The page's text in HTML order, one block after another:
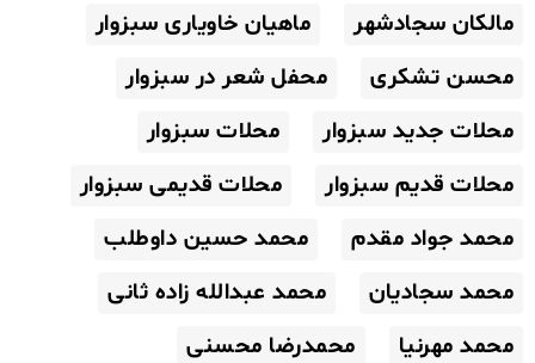
مالکان سجادشهر
ماهیان خاویاری سبزوار
محسن تشکری
محفل شعر در سبزوار
محلات جدید سبزوار
محلات سبزوار
محلات قدیم سبزوار
محلات قدیمی سبزوار
محمد جواد مقدم
محمد حسین داوطلب
محمد سجادیان
محمد عبدالله زاده ثانی
محمد مهرنیا
محمدرضا محسنی